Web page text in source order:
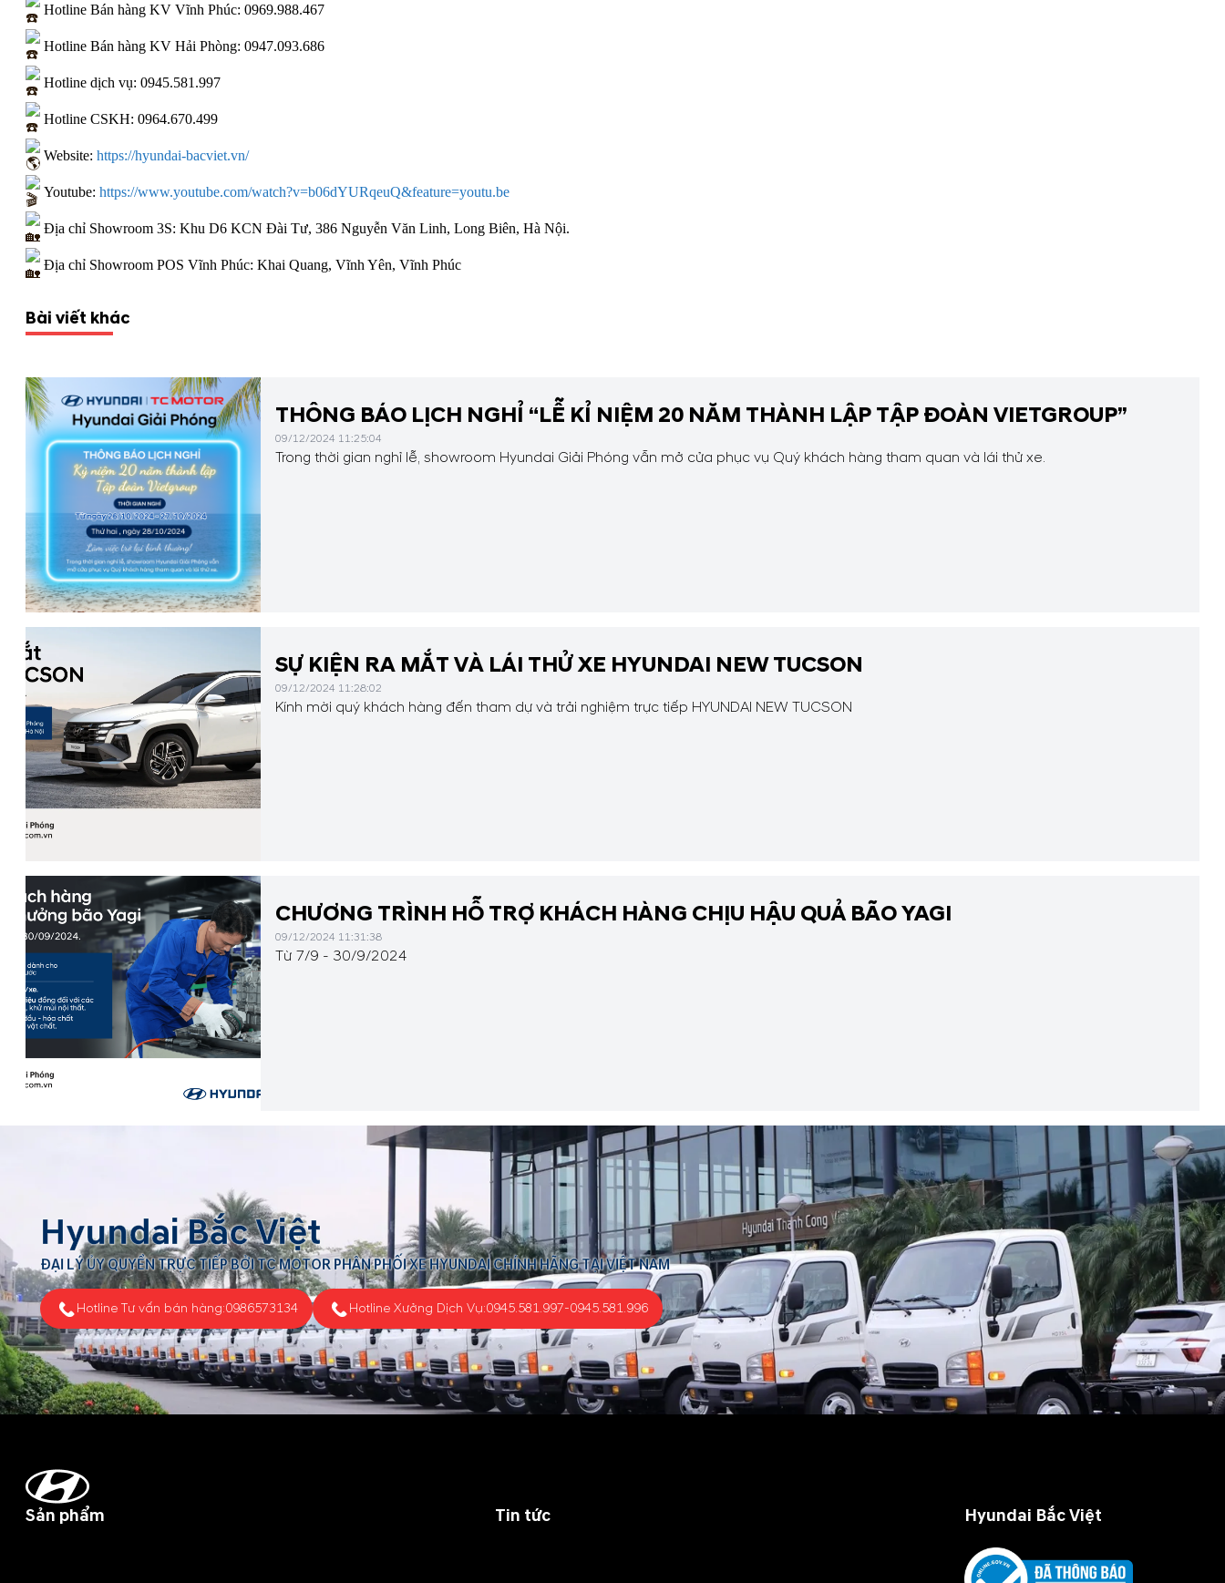
Hotline Bán hàng KV Vĩnh Phúc: 0969.988.467
Hotline Bán hàng KV Hải Phòng: 0947.093.686
Hotline dịch vụ: 0945.581.997
Hotline CSKH: 0964.670.499
Website: https://hyundai-bacviet.vn/
Youtube: https://www.youtube.com/watch?v=b06dYURqeuQ&feature=youtu.be
Địa chỉ Showroom 3S: Khu D6 KCN Đài Tư, 386 Nguyễn Văn Linh, Long Biên, Hà Nội.
Địa chỉ Showroom POS Vĩnh Phúc: Khai Quang, Vĩnh Yên, Vĩnh Phúc
Bài viết khác
THÔNG BÁO LỊCH NGHỈ “LỄ KỈ NIỆM 20 NĂM THÀNH LẬP TẬP ĐOÀN VIETGROUP”
09/12/2024 11:25:04
Trong thời gian nghỉ lễ, showroom Hyundai Giải Phóng vẫn mở cửa phục vụ Quý khách hàng tham quan và lái thử xe.
SỰ KIỆN RA MẮT VÀ LÁI THỬ XE HYUNDAI NEW TUCSON
09/12/2024 11:28:02
Kính mời quý khách hàng đến tham dự và trải nghiệm trực tiếp HYUNDAI NEW TUCSON
CHƯƠNG TRÌNH HỖ TRỢ KHÁCH HÀNG CHỊU HẬU QUẢ BÃO YAGI
09/12/2024 11:31:38
Từ 7/9 - 30/9/2024
Hyundai Bắc Việt
ĐẠI LÝ ỦY QUYỀN TRỰC TIẾP BỞI TC MOTOR PHÂN PHỐI XE HYUNDAI CHÍNH HÃNG TẠI VIỆT NAM
Hotline Tư vấn bán hàng:0986573134 Hotline Xưởng Dịch Vụ:0945.581.997-0945.581.996
Sản phẩm Tin tức Hyundai Bắc Việt